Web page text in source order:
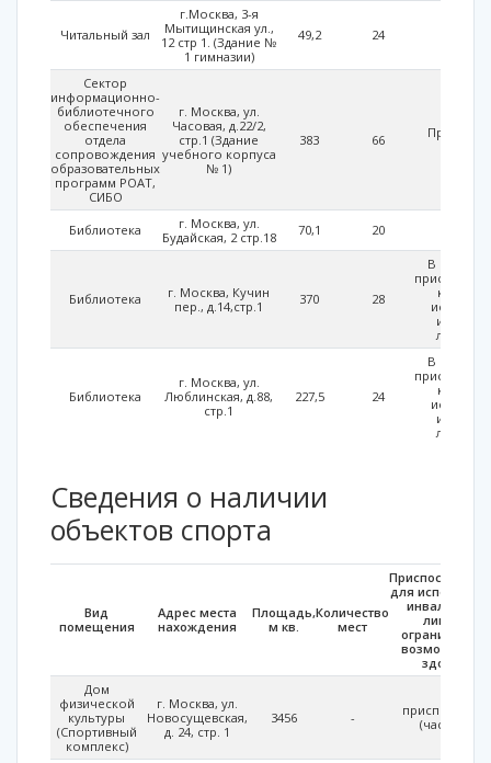
Читальный зал
г.Москва, 3-я
Мытищинская ул.,
12 стр 1. (Здание №
1 гимназии)
49,2 24
Сектор
информационно-
библиотечного
обеспечения
отдела
сопровождения
образовательных
программ РОАТ,
СИБО
г. Москва, ул.
Часовая, д.22/2,
стр.1 (Здание
учебного корпуса
№ 1)
383 66
Библиотека
г. Москва, ул.
Будайская, 2 стр.18
70,1 20
Библиотека
г. Москва, Кучин
пер., д.14,стр.1
370 28
В рамках
лицами
Библиотека
г. Москва, ул.
Люблинская, д.88,
стр.1
227,5 24
В рамках
лицами
Cведения о наличии
объектов спорта
Вид
помещения
Адрес места
нахождения
Площадь,
м кв.
Количество
мест
для
инвалидами
лицами с
здоровья
Дом
физической
культуры
(Спортивный
комплекс)
г. Москва, ул.
Новосущевская,
д. 24, стр. 1
3456 -
(частично)